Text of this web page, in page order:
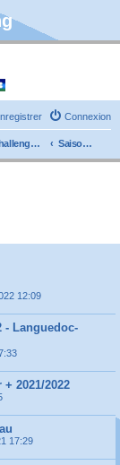
Connexion
Challenge Vétérans Saison 2021/2022
12:09
- Languedoc-
2021/2022
17:29